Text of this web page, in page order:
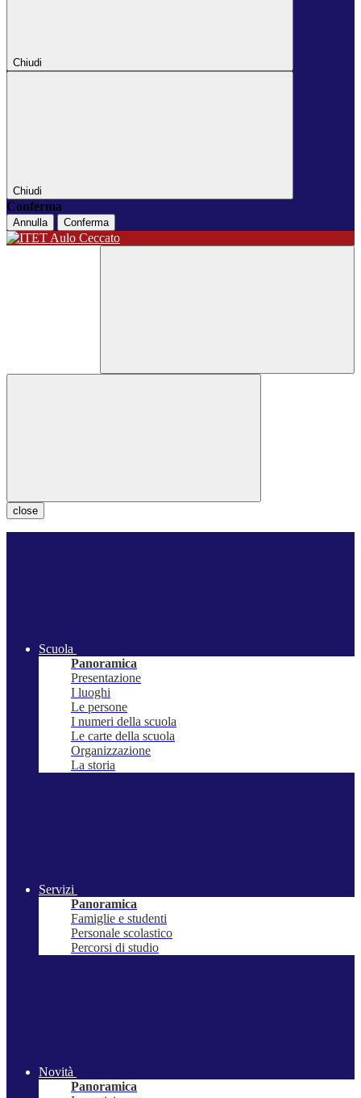
Chiudi
Chiudi
Conferma
Annulla Conferma
close
Scuola
Panoramica
Presentazione
I luoghi
Le persone
I numeri della scuola
Le carte della scuola
Organizzazione
La storia
Servizi
Panoramica
Famiglie e studenti
Personale scolastico
Percorsi di studio
Novità
Panoramica